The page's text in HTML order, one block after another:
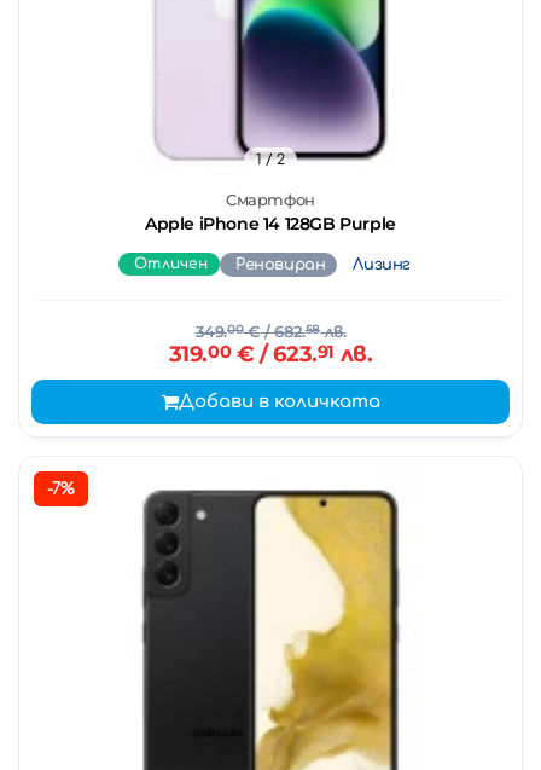
Смартфон
Apple iPhone 14 128GB Purple
1/ 2
Отличен Реновиран Лизинг
349.00€/ 682.58лв.
319.00€ / 623.91 лв.
Добави в количката
-7%